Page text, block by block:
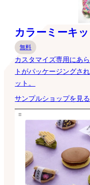
カラーミーキ
無料
カスタマイズ専用にあ
トがパッケージングさ
ット。
サンプルショップを見る